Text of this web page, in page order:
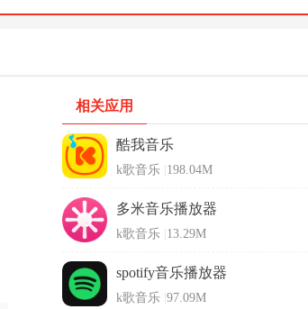
相关应用
酷我音乐
k歌音乐 198.04M
多米音乐播放器
k歌音乐 13.29M
spotify音乐播放器
k歌音乐 97.09M